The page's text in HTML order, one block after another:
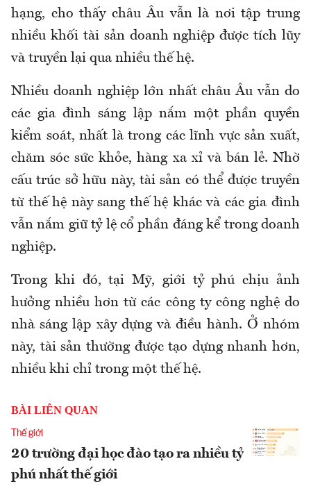
hạng, cho thấy châu Âu vẫn là nơi tập trung
nhiều khối tài sản doanh nghiệp được tích lũy
và truyền lại qua nhiều thế hệ.
Nhiều doanh nghiệp lớn nhất châu Âu vẫn do
các gia đình sáng lập nắm một phần quyền
kiểm soát, nhất là trong các lĩnh vực sản xuất,
chăm sóc sức khỏe, hàng xa xỉ và bán lẻ. Nhờ
cấu trúc sở hữu này, tài sản có thể được truyền
từ thế hệ này sang thế hệ khác và các gia đình
vẫn nắm giữ tỷ lệ cổ phần đáng kể trong doanh
nghiệp.
Trong khi đó, tại Mỹ, giới tỷ phú chịu ảnh
hưởng nhiều hơn từ các công ty công nghệ do
nhà sáng lập xây dựng và điều hành. Ở nhóm
này, tài sản thường được tạo dựng nhanh hơn,
nhiều khi chỉ trong một thế hệ.
BÀI LIÊN QUAN
Thế giới
20 trường đại học đào tạo ra nhiều tỷ
phú nhất thế giới